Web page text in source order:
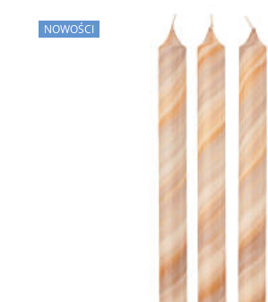
NOWOŚCI